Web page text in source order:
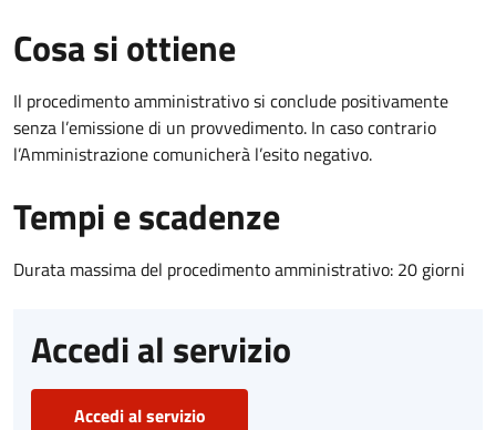
Cosa si ottiene
Il procedimento amministrativo si conclude positivamente
senza l’emissione di un provvedimento. In caso contrario
l’Amministrazione comunicherà l’esito negativo.
Tempi e scadenze
Durata massima del procedimento amministrativo: 20 giorni
Accedi al servizio
Accedi al servizio